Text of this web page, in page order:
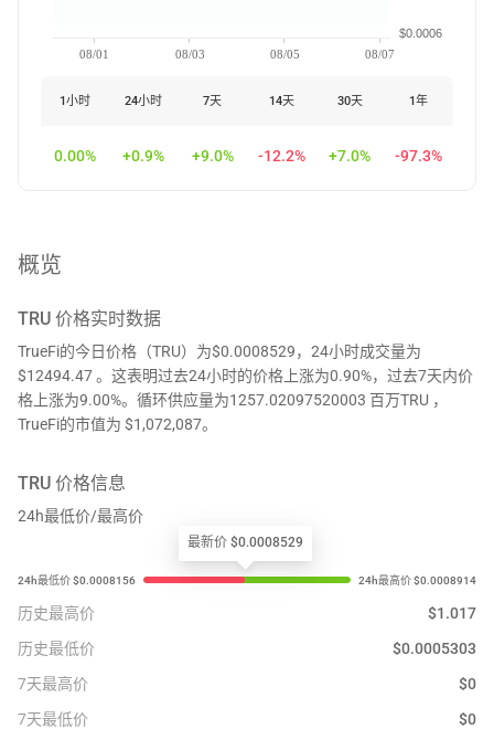
08/01 08/03 08/05 08/07
$0.0006
1小时 24小时 7天 14天 30天 1年
0.00% +0.9% +9.0% -12.2% +7.0% -97.3%
概览
TRU 价格实时数据
TrueFi的今日价格（TRU）为$0.0008529，24小时成交量为
$12494.47 。这表明过去24小时的价格上涨为0.90%，过去7天内价
格上涨为9.00%。循环供应量为1257.02097520003 百万TRU ，
TrueFi的市值为 $1,072,087。
TRU 价格信息
24h最低价/最高价
最新价 $0.0008529
历史最高价 $1.017
历史最低价
$0.0005303
7天最高价
$0
7天最低价
$0